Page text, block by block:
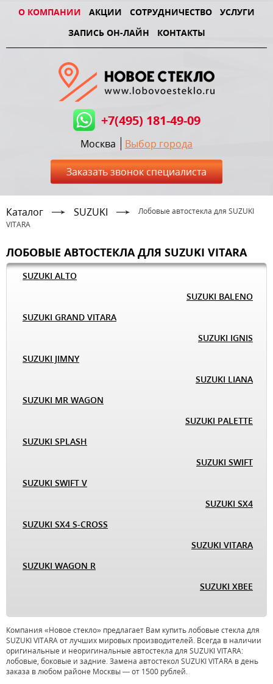
О КОМПАНИИ АКЦИИ СОТРУДНИЧЕСТВО
УСЛУГИ
ЗАПИСЬ ОН-ЛАЙН
КОНТАКТЫ
+7(495) 181-49-09
Москва Выбор города
Заказать звонок специалиста
Каталог SUZUKI
Лобовые автостекла для SUZUKI
VITARA
ЛОБОВЫЕ АВТОСТЕКЛА ДЛЯ SUZUKI VITARA
SUZUKI ALTO
SUZUKI BALENO
SUZUKI GRAND VITARA
SUZUKI IGNIS
SUZUKI JIMNY
SUZUKI LIANA
SUZUKI MR WAGON
SUZUKI PALETTE
SUZUKI SPLASH
SUZUKI SWIFT
SUZUKI SWIFT V
SUZUKI SX4
SUZUKI SX4 S-CROSS
SUZUKI VITARA
SUZUKI WAGON R
SUZUKI XBEE
Компания «Новое стекло» предлагает Вам купить лобовые стекла для
SUZUKI VITARA от лучших мировых производителей. Всегда в наличии
оригинальные и неоригинальные автостекла для SUZUKI VITARA:
лобовые, боковые и задние. Замена автостекол SUZUKI VITARA в день
заказа в любом районе Москвы — от 1500 рублей.